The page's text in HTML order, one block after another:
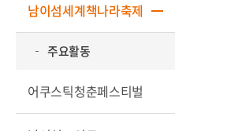
남이섬세계책나라축제
주요활동
어쿠스틱청춘페스티벌